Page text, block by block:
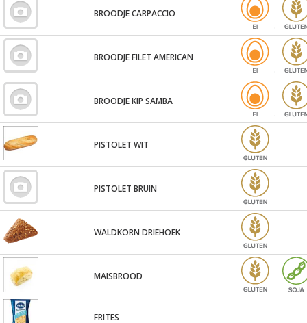
BROODJE CARPACCIO
BROODJE FILET AMERICAN
BROODJE KIP SAMBA
PISTOLET WIT
PISTOLET BRUIN
WALDKORN DRIEHOEK
MAISBROOD
FRITES